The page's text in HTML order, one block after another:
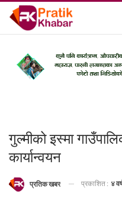
गुल्मीको इस्मा
कार्यान्वयन
प्रतिक खबर प्रकाशित : ४